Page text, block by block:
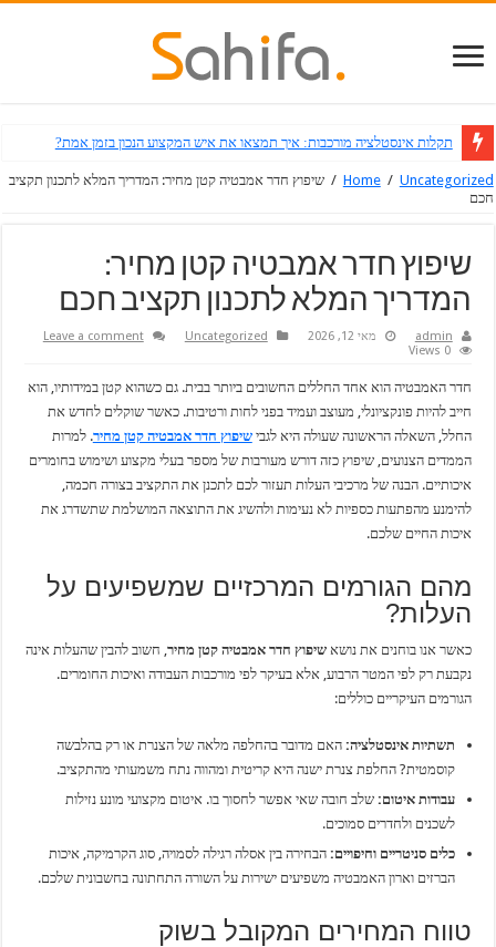
תקלות אינסטלציה מורכבות: איך תמצאו את איש המקצוע הנכון בזמן אמת?
Home / Uncategorized
/ שיפוץ חדר אמבטיה קטן מחיר: המדריך המלא לתכנון תקציב
חכם
שיפוץ חדר אמבטיה קטן מחיר:
המדריך המלא לתכנון תקציב חכם
admin מאי 12, 2026 Uncategorized
Leave a comment
0 Views
חדר האמבטיה הוא אחד החללים החשובים ביותר בבית. גם כשהוא קטן במידותיו, הוא
חייב להיות פונקציונלי, מעוצב ועמיד בפני לחות ורטיבות. כאשר שוקלים לחדש את
החלל, השאלה הראשונה שעולה היא לגבישיפוץ חדר אמבטיה קטן מחיר. למרות
הממדים הצנועים, שיפוץ כזה דורש מעורבות של מספר בעלי מקצוע ושימוש בחומרים
איכותיים. הבנה של מרכיבי העלות תעזור לכם לתכנן את התקציב בצורה חכמה,
להימנע מהפתעות כספיות לא נעימות ולהשיג את התוצאה המושלמת שתשדרג את
איכות החיים שלכם.
מהם הגורמים המרכזיים שמשפיעים על
העלות?
כאשר אנו בוחנים את נושאשיפוץ חדר אמבטיה קטן מחיר , חשוב להבין שהעלות אינה
נקבעת רק לפי המטר הרבוע, אלא בעיקר לפי מורכבות העבודה ואיכות החומרים.
הגורמים העיקריים כוללים:
תשתיות אינסטלציה: האם מדובר בהחלפה מלאה של הצנרת או רק בהלבשה
קוסמטית? החלפת צנרת ישנה היא קריטית ומהווה נתח משמעותי מהתקציב.
עבודות איטום: שלב חובה שאי אפשר לחסוך בו. איטום מקצועי מונע נזילות
לשכנים ולחדרים סמוכים.
כלים סניטריים וחיפויים: הבחירה בין אסלה רגילה לסמויה, סוג הקרמיקה, איכות
הברזים וארון האמבטיה משפיעים ישירות על השורה התחתונה בחשבונית שלכם.
טווח המחירים המקובל בשוק